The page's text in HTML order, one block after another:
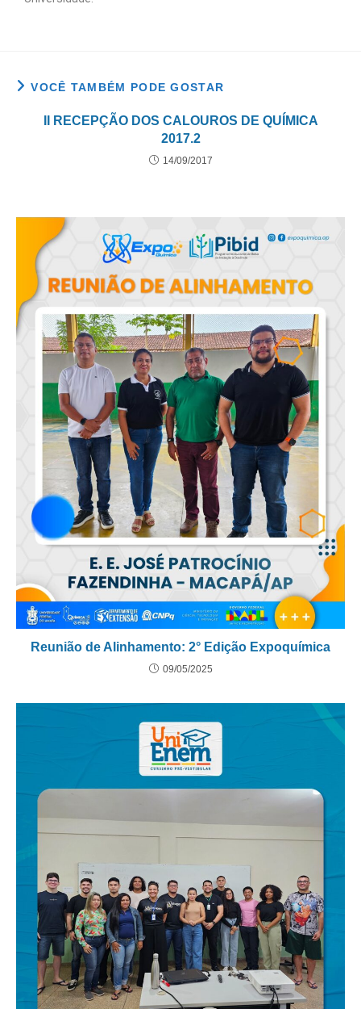
VOCÊ TAMBÉM PODE GOSTAR
II RECEPÇÃO DOS CALOUROS DE QUÍMICA
2017.2
14/09/2017
Reunião de Alinhamento: 2° Edição Expoquímica
09/05/2025